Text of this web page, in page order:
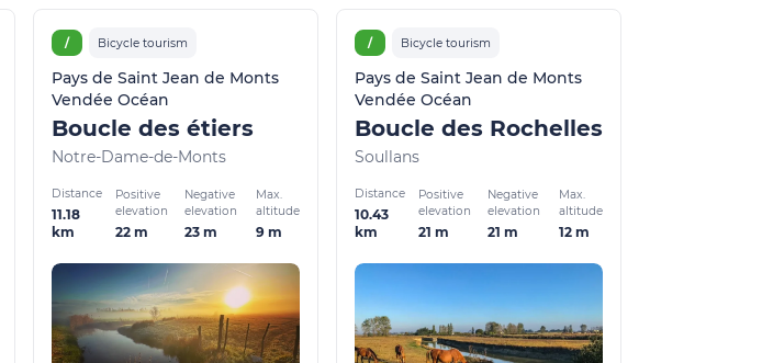
/ Bicycle tourism
Pays de Saint Jean de Monts
Vendée Océan
Boucle des étiers
Notre-Dame-de-Monts
Distance
11.18
km
Positive
elevation
22 m
Negative
elevation
23 m
Max.
altitude
9 m
/ Bicycle tourism
Pays de Saint Jean de Monts
Vendée Océan
Boucle des Rochelles
Soullans
Distance
10.43
km
Positive
elevation
21 m
Negative
elevation
21 m
Max.
altitude
12 m